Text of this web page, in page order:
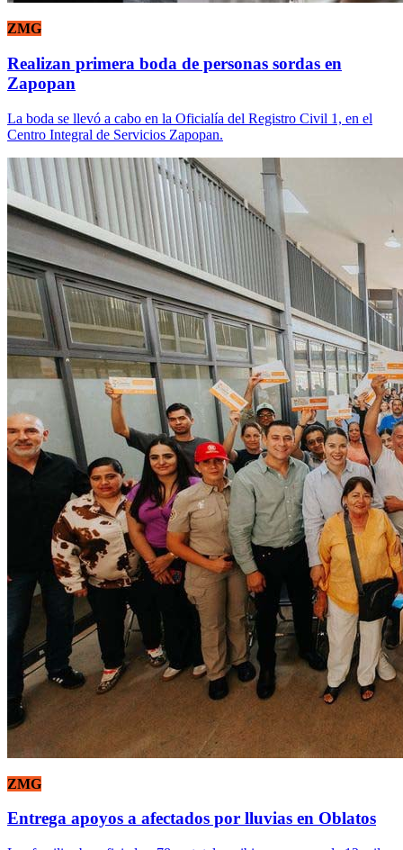
ZMG
Realizan primera boda de personas sordas en
Zapopan
La boda se llevó a cabo en la Oficialía del Registro Civil 1, en el
Centro Integral de Servicios Zapopan.
ZMG
Entrega apoyos a afectados por lluvias en Oblatos